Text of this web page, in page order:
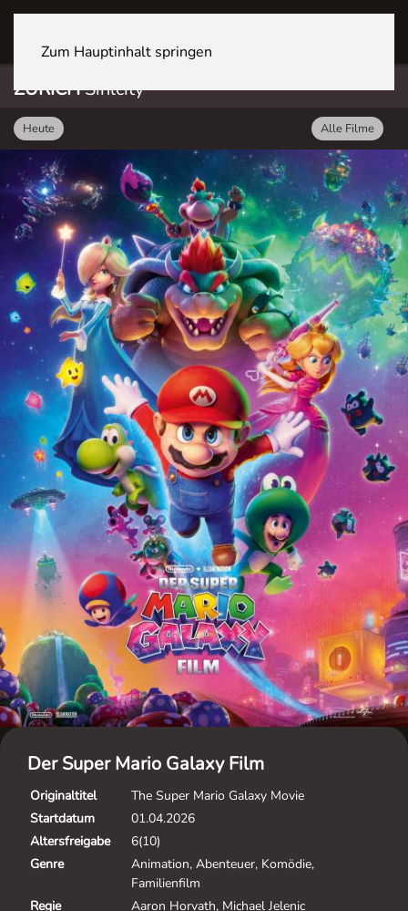
Zum Hauptinhalt springen
ZÜRICHSihlcity
Heute Alle Filme
Der Super Mario Galaxy Film
Originaltitel
The Super Mario Galaxy Movie
Startdatum
01.04.2026
Altersfreigabe
6(10)
Genre
Animation, Abenteuer, Komödie,
Familienfilm
Regie
Aaron Horvath, Michael Jelenic